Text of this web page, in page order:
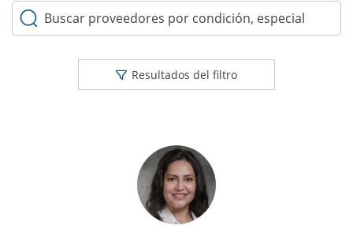
Buscar proveedores por condición, especialidad o
Resultados del filtro